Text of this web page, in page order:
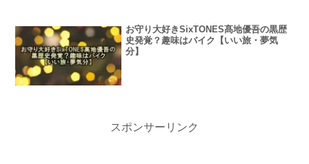
お守り大好きSixTONES髙地優吾の黒歴
史発覚？趣味はバイク【いい旅・夢気
分】
スポンサーリンク